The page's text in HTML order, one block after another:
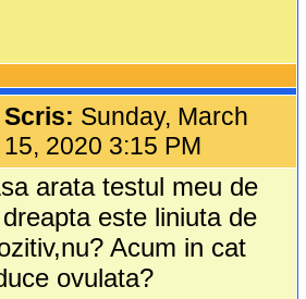
Scris: Sunday, March
15, 2020 3:15 PM
arata testul meu de
este liniuta de
Acum in cat
ovulata?